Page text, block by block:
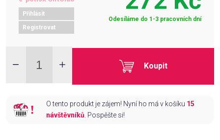
Přihlásit
Registrovat
Odesíláme do 1-3 pracovních dní
Koupit
O tento produkt je zájem! Nyní ho má v košíku 15
návštěvníků. Pospěšte si!